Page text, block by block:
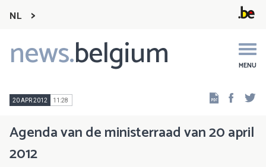
NL
news.belgium MENU
Main
navigation
20 APR 2012 11:28
Agenda van de ministerraad van 20 april
2012